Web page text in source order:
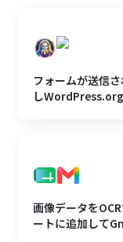
フォームが送信
し
画像データを
ートに追加して